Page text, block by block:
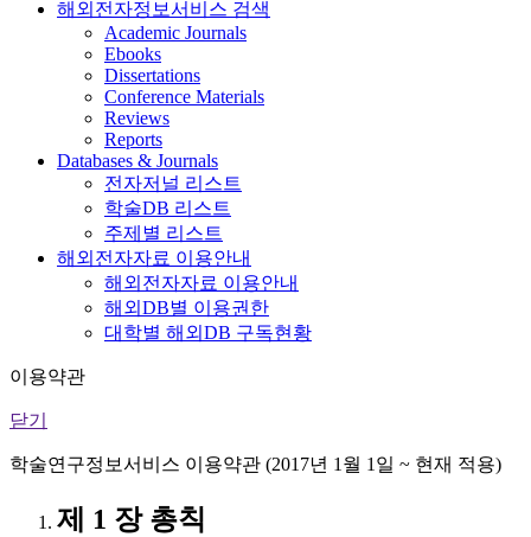
해외전자정보서비스 검색
Academic Journals
Ebooks
Dissertations
Conference Materials
Reviews
Reports
Databases & Journals
전자저널 리스트
학술DB 리스트
주제별 리스트
해외전자자료 이용안내
해외전자자료 이용안내
해외DB별 이용권한
대학별 해외DB 구독현황
이용약관
닫기
학술연구정보서비스 이용약관 (2017년 1월 1일 ~ 현재 적용)
제 1 장 총칙